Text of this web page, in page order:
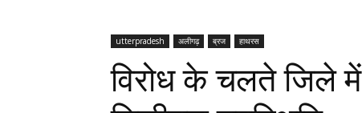
utterpradesh अलीगढ़ ब्रज हाथरस
विरोध के चलते जिले में